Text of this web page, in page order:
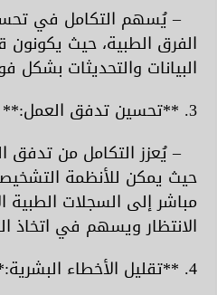
– يُسهم التكامل في
الفرق الطبية، حيث
البيانات والتحديثات بشكل
3. **تحسين تدفق العمل:**
– يُعزز التكامل من
حيث يمكن للأنظمة
مباشر إلى السجلات الطبية
الانتظار ويسهم في اتخاذ
4. **تقليل الأخطاء البشرية:**